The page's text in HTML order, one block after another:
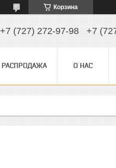
Корзина
+7 (727) 272-97-98 +7
РАСПРОДАЖА О НАС